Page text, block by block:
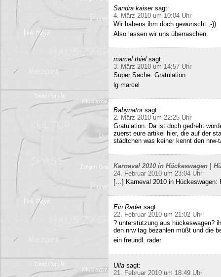
Sandra kaiser sagt:
4. März 2010 um 10:04 Uhr
Wir habens ihm doch gewünscht ;-))
Also lassen wir uns überraschen.
marcel thiel sagt:
3. März 2010 um 14:57 Uhr
Super Sache. Gratulation
lg marcel
Babynator sagt:
2. März 2010 um 22:25 Uhr
Gratulation. Da ist doch gedreht
zuerst eure artikel hier, die auf der
städtchen was keiner kennt den nrw-
Karneval 2010 in Hückeswagen |
24. Februar 2010 um 23:04 Uhr
[…] Karneval 2010 in Hückeswagen:
Ein Rader sagt:
22. Februar 2010 um 21:02 Uhr
? unterstützung aus hückeswagen?
den nrw tag bezahlen müßt und die
ein freundl. rader
Ulla sagt:
21. Februar 2010 um 18:49 Uhr